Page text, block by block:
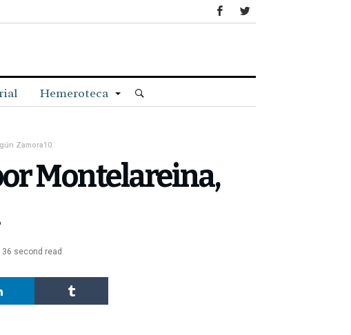
Hemeroteca
Zamora10.
Montelareina,
36 second read